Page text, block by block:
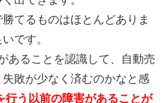
てるものはほとんどありま
です。
あることを認識して、自動売
敗が少なく済むのかなと感
行う以前の障害があることが